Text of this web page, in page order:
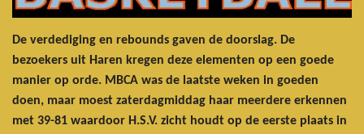
De verdediging en rebounds gaven de doorslag. De
bezoekers uit Haren kregen deze elementen op een goede
manier op orde. MBCA was de laatste weken in goeden
doen, maar moest zaterdagmiddag haar meerdere erkennen
met 39-81 waardoor H.S.V. zicht houdt op de eerste plaats in